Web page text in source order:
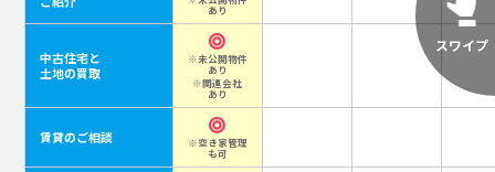
あり
中古住宅と
土地の買取
※未公開物件
あり
※関連会社
あり
賃貸のご相談
※空き家管理
も可